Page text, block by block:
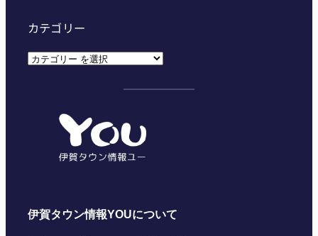
カテゴリー
カ
伊賀タウン情報YOUについて